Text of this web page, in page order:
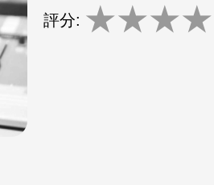
評分: ★★★★